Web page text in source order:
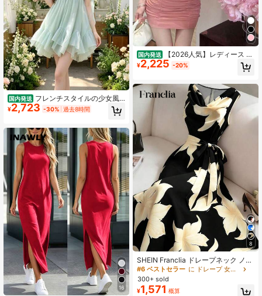
国内発送 フレンチスタイルの少女風
バタフライ結びのメントールグリー
ンスカート リボン付きショートスカ
け 小柄体型 ビーチリゾート風
¥2,723 -30% 過去8時間
16
国内発送
【2026人気】レディース エ
レガントワンピース 半袖 フリル ボ
ディコン タイト シルエット 着痩せ
リム見え 春夏 デート お呼ばれ パー
ティー レディースファッション 大人
可愛い 通勤 ロングワンピース
¥2,225 -20%
8
SHEIN Franclia ドレープネック ノー
スリーブ フロントタイ ワンピース、
レディース バケーションドレス、レ
ディース ブラックドレス
#6 ベストセラー
に ドレープ 女性のドレス
300+ sold
¥1,571 概算